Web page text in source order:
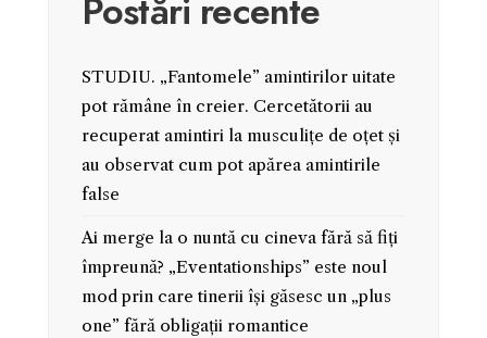
Postări recente
STUDIU. „Fantomele” amintirilor uitate
pot rămâne în creier. Cercetătorii au
recuperat amintiri la musculițe de oțet și
au observat cum pot apărea amintirile
false
Ai merge la o nuntă cu cineva fără să fiți
împreună? „Eventationships” este noul
mod prin care tinerii își găsesc un „plus
one” fără obligații romantice